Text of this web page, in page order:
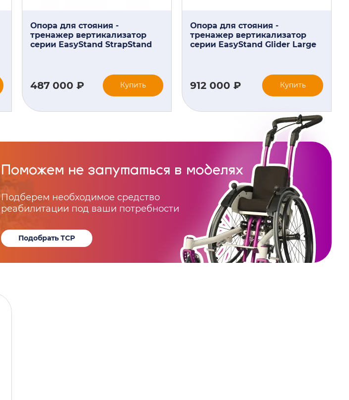
Опора для стояния -
тренажер вертикализатор
серии EasyStand StrapStand
487 000 ₽ Купить
Опора для стояния -
тренажер вертикализатор
серии EasyStand Glider Large
912 000 ₽ Купить
Поможем не запутаться в моделях
Подберем необходимое средство
реабилитации под ваши потребности
Подобрать ТСР